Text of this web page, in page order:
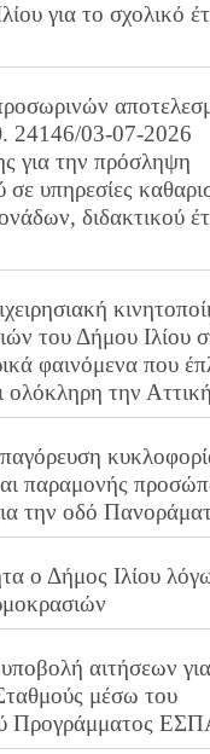
για το σχολικό
24146/03-07-2026
για την πρόσληψη
υπηρεσίες
διδακτικού
του Δήμου Ιλίου
φαινόμενα που
ολόκληρη την Αττική
παραμονής
την οδό
ο Δήμος Ιλίου
αιτήσεων
μέσω του
Προγράμματος